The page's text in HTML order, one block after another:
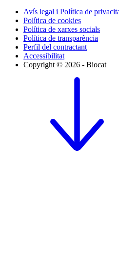
Avís legal i Política de
Política de cookies
Política de xarxes socials
Política de transparència
Perfil del contractant
Accessibilitat
Copyright © 2026 - Biocat